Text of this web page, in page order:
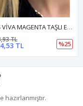
CETAŞ VİVA MAGENTA TAŞLI ETERNA KÜPE
TL
TL
%25